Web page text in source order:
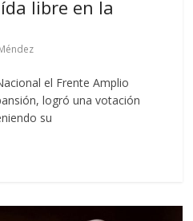
libre en la
el Frente Amplio
logró una votación
su